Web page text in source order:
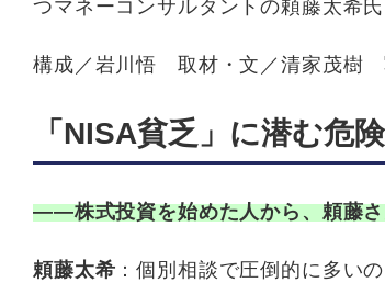
つマネーコンサルタントの頼藤太希
構成／岩川悟 取材・文／清家茂樹
「NISA貧乏」に潜む危険
――株式投資を始めた人から、頼藤さ
頼藤太希 ：個別相談で圧倒的に多い